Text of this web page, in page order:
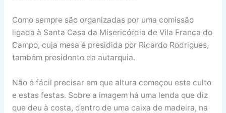
Como sempre são organizadas por uma comissão
ligada à Santa Casa da Misericórdia de Vila Franca do
Campo, cuja mesa é presidida por Ricardo Rodrigues,
também presidente da autarquia.
Não é fácil precisar em que altura começou este culto
e estas festas. Sobre a imagem há uma lenda que diz
que deu à costa, dentro de uma caixa de madeira, na